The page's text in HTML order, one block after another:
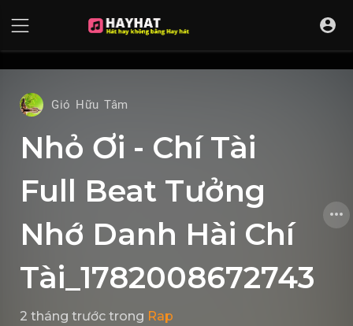
Gió Hữu Tâm
Nhỏ Ơi - Chí Tài
Full Beat Tưởng
Nhớ Danh Hài Chí
Tài_1782008672743
2 tháng trước trong Rap